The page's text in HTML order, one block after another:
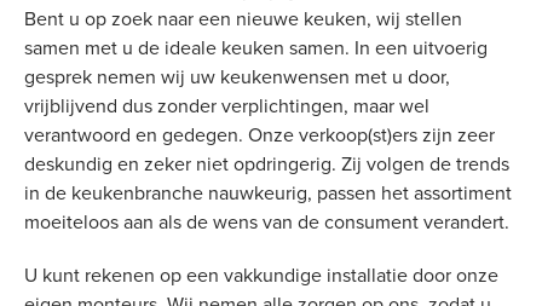
Bent u op zoek naar een nieuwe keuken, wij stellen
samen met u de ideale keuken samen. In een uitvoerig
gesprek nemen wij uw keukenwensen met u door,
vrijblijvend dus zonder verplichtingen, maar wel
verantwoord en gedegen. Onze verkoop(st)ers zijn zeer
deskundig en zeker niet opdringerig. Zij volgen de trends
in de keukenbranche nauwkeurig, passen het assortiment
moeiteloos aan als de wens van de consument verandert.
U kunt rekenen op een vakkundige installatie door onze